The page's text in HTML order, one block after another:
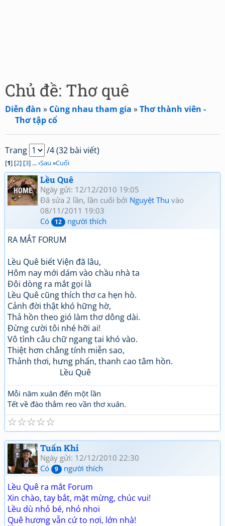
Chủ đề: Thơ quê
Diễn đàn » Cùng nhau tham gia »Thơ thành viên -
Thơ tập cổ
Trang /4 (32 bài viết)
[1] [2] [3] ... ›Sau »Cuối
Lều Quê
Ngày gửi: 12/12/2010 19:05
Đã sửa 2 lần, lần cuối bởi Nguyệt Thu vào
08/11/2011 19:03
Có
12 người thích
RA MẮT FORUM
Lều Quê biết Viện đã lâu,
Hôm nay mới dám vào chầu nhà ta
Đôi dòng ra mắt gọi là
Lều Quê cũng thích thơ ca hẹn hò.
Cảnh đời thật khó hững hờ,
Thả hồn theo gió làm thơ dông dài.
Đừng cười tôi nhé hỡi ai!
Vô tình câu chữ ngang tai khó vào.
Thiệt hơn chẳng tính miễn sao,
Thảnh thơi, hưng phấn, thanh cao tâm hồn.
Lều Quê
Mỗi năm xuân đến một lần
Tết về đào thắm reo vần thơ xuân.
☆
☆
☆
☆
☆
Tuấn Khỉ
Ngày gửi: 12/12/2010 22:30
Có
9 người thích
Lều Quê ra mắt Forum
Xin chào, tay bắt, mặt mừng, chúc vui!
Lều dù nhỏ bé, nhỏ nhoi
Quê hương vẫn cứ to nơi, lớn nhà!